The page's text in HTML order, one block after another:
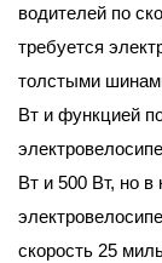
водителей по
требуется
толстыми
Вт и функцией
Вт и 500 Вт, но
скорость 25